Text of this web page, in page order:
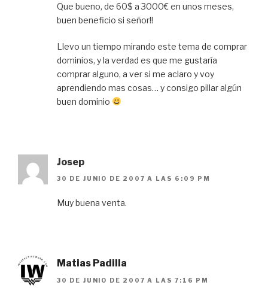
Que bueno, de 60$ a 3000€ en unos meses,
buen beneficio si señor!!
Llevo un tiempo mirando este tema de comprar
dominios, y la verdad es que me gustaría
comprar alguno, a ver si me aclaro y voy
aprendiendo mas cosas… y consigo pillar algún
buen dominio
Josep
30 DE JUNIO DE 2007 A LAS 6:09 PM
Muy buena venta.
Matias Padilla
30 DE JUNIO DE 2007 A LAS 7:16 PM